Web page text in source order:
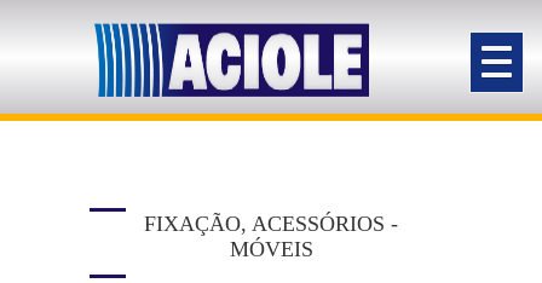
FIXAÇÃO, ACESSÓRIOS -
MÓVEIS